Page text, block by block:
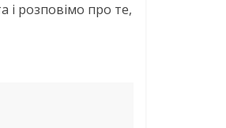
і розповімо про те,